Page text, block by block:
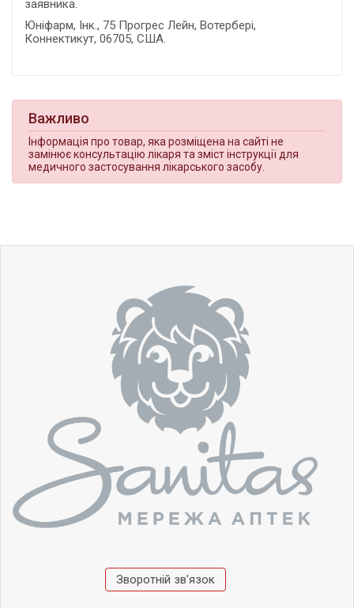
заявника.
Юніфарм, Інк., 75 Прогрес Лейн, Вотербері,
Коннектикут, 06705, США.
Важливо
Інформація про товар, яка розміщена на сайті не
замінює консультацію лікаря та зміст інструкції для
медичного застосування лікарського засобу.
Зворотній зв'язок